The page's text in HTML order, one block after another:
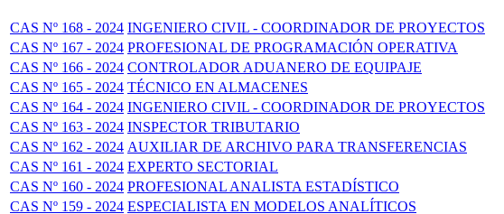
CAS Nº 168 - 2024 INGENIERO CIVIL - COORDINADOR DE PROYECTOS
CAS Nº 167 - 2024 PROFESIONAL DE PROGRAMACIÓN OPERATIVA
CAS Nº 166 - 2024 CONTROLADOR ADUANERO DE EQUIPAJE
CAS Nº 165 - 2024 TÉCNICO EN ALMACENES
CAS Nº 164 - 2024 INGENIERO CIVIL - COORDINADOR DE PROYECTOS
CAS Nº 163 - 2024 INSPECTOR TRIBUTARIO
CAS Nº 162 - 2024 AUXILIAR DE ARCHIVO PARA TRANSFERENCIAS
CAS Nº 161 - 2024 EXPERTO SECTORIAL
CAS Nº 160 - 2024 PROFESIONAL ANALISTA ESTADÍSTICO
CAS Nº 159 - 2024 ESPECIALISTA EN MODELOS ANALÍTICOS